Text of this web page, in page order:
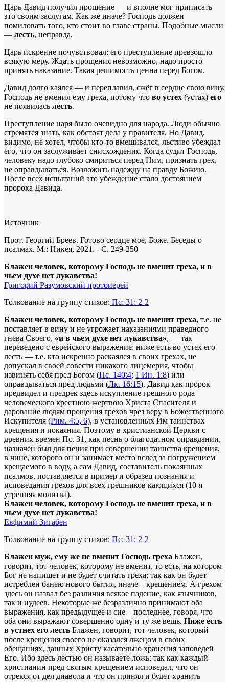
Царь Давид получил прощение — и вполне мог приписать
это своим заслугам. Как же иначе? Господь должен
помиловать того, кто стоит во главе страны. Подобные мысли
— лесть, неправда.
Царь искренне почувствовал: его преступление превзошло
всякую меру. Ждать прощения невозможно, надо просто
принять наказание. Такая решимость ценна перед Богом.
Давид долго каялся — и переплавил, сжёг в сердце свою вину.
Господь не вменил ему греха, потому что во устех (устах) его
не появилась лесть.
Преступление царя было очевидно для народа. Люди обычно
стремятся знать, как обстоят дела у правителя. Но Давид,
видимо, не хотел, чтобы кто-то вмешивался, льстиво убеждал
его, что он заслуживает снисхождения. Когда судит Господь,
человеку надо глубоко смириться перед Ним, признать грех,
не оправдываться. Возложить надежду на правду Божию.
После всех испытаний это убеждение стало достоянием
пророка Давида.
Источник
Прот. Георгий Бреев. Готово сердце мое, Боже. Беседы о
псалмах. М.: Никея, 2021. - С. 249-250
Блажен человек, которому Господь не вменит греха, и в
чьем духе нет лукавства!
Григорий Разумовский протоиерей
Толкование на группу стихов: Пс: 31: 2-2
Блажен человек, которому Господь не вменит греха, т.е. не
поставляет в вину и не угрожает наказаниями праведного
гнева Своего, «и в чьем духе нет лукавства», — так
переведено с еврейского выражение: ниже есть во устех его
лесть — т.е. кто искренно раскаялся в своих грехах, не
допускал в своей совести никакого лицемерия, чтобы
извинять себя пред Богом (Пс. 140:4; 1 Ин. 1:8) или
оправдываться пред людьми (Лк. 16:15). Давид как пророк
предвидел и предрек здесь искупление грешного рода
человеческого крестною жертвою Христа Спасителя и
дарование людям прощения грехов чрез веру в Божественного
Искупителя (Рим. 4:5, 6), в установленных Им таинствах
крещения и покаяния. Поэтому в христианской Церкви с
древних времен Пс. 31, как песнь о благодатном оправдании,
назначен был для пения при совершении таинства крещения,
в чине, которого он и занимает место вслед за погружением
крещаемого в воду, а сам Давид, составитель покаянных
псалмов, поставляется в пример и образец познания и
исповедания грехов для всех грешников кающихся (10-я
утренняя молитва).
Блажен человек, которому Господь не вменит греха, и в
чьем духе нет лукавства!
Евфимий Зигабен
Толкование на группу стихов: Пс: 31: 2-2
Блажен муж, ему же не вменит Господь греха Блажен,
говорит, тот человек, которому не вменит, то есть, на котором
Бог не напишет и не будет считать греха; так как он будет
истреблен банею нового бытия, иначе – крещением. А грехом
здесь он назвал без различия всякое падение, как язычников,
так и иудеев. Некоторые же безразлично принимают оба
выражения, как предыдущее и сие – последнее, говоря, что
оба они выражают совершенно одну и ту же вещь. Ниже есть
в устнех его лесть Блажен, говорит, тот человек, который
после крещения своего не оказался лжецом в своих
обещаниях, данных Христу касательно хранения заповедей
Его. Ибо здесь лестью он называете ложь; так как каждый
христианин пред святым крещением исповедал, что он
отрекся от дел диавола и что он принял и будет хранить